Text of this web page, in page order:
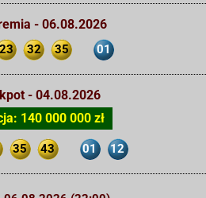
- 06.08.2026
32 35 01
- 04.08.2026
140 000 000 zł
35 43 01 12